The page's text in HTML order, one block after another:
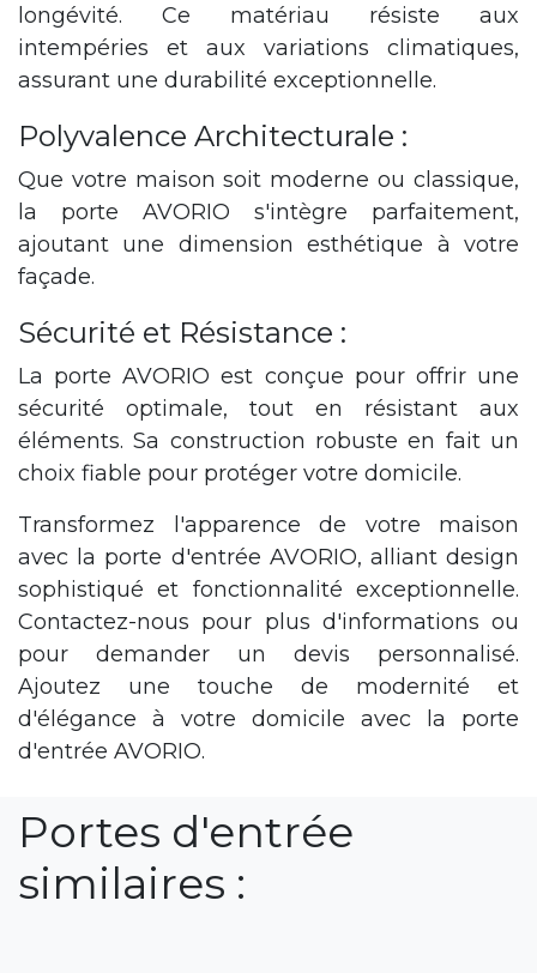
longévité. Ce matériau résiste aux
intempéries et aux variations climatiques,
assurant une durabilité exceptionnelle.
Polyvalence Architecturale :
Que votre maison soit moderne ou classique,
la porte AVORIO s'intègre parfaitement,
ajoutant une dimension esthétique à votre
façade.
Sécurité et Résistance :
La porte AVORIO est conçue pour offrir une
sécurité optimale, tout en résistant aux
éléments. Sa construction robuste en fait un
choix fiable pour protéger votre domicile.
Transformez l'apparence de votre maison
avec la porte d'entrée AVORIO, alliant design
sophistiqué et fonctionnalité exceptionnelle.
Contactez-nous pour plus d'informations ou
pour demander un devis personnalisé.
Ajoutez une touche de modernité et
d'élégance à votre domicile avec la porte
d'entrée AVORIO.
Portes d'entrée
similaires :